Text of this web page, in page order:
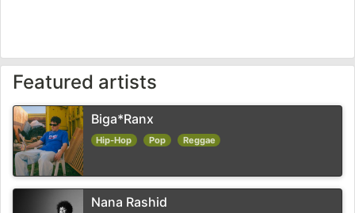
Featured artists
Biga*Ranx
Hip-Hop Pop Reggae
Nana Rashid